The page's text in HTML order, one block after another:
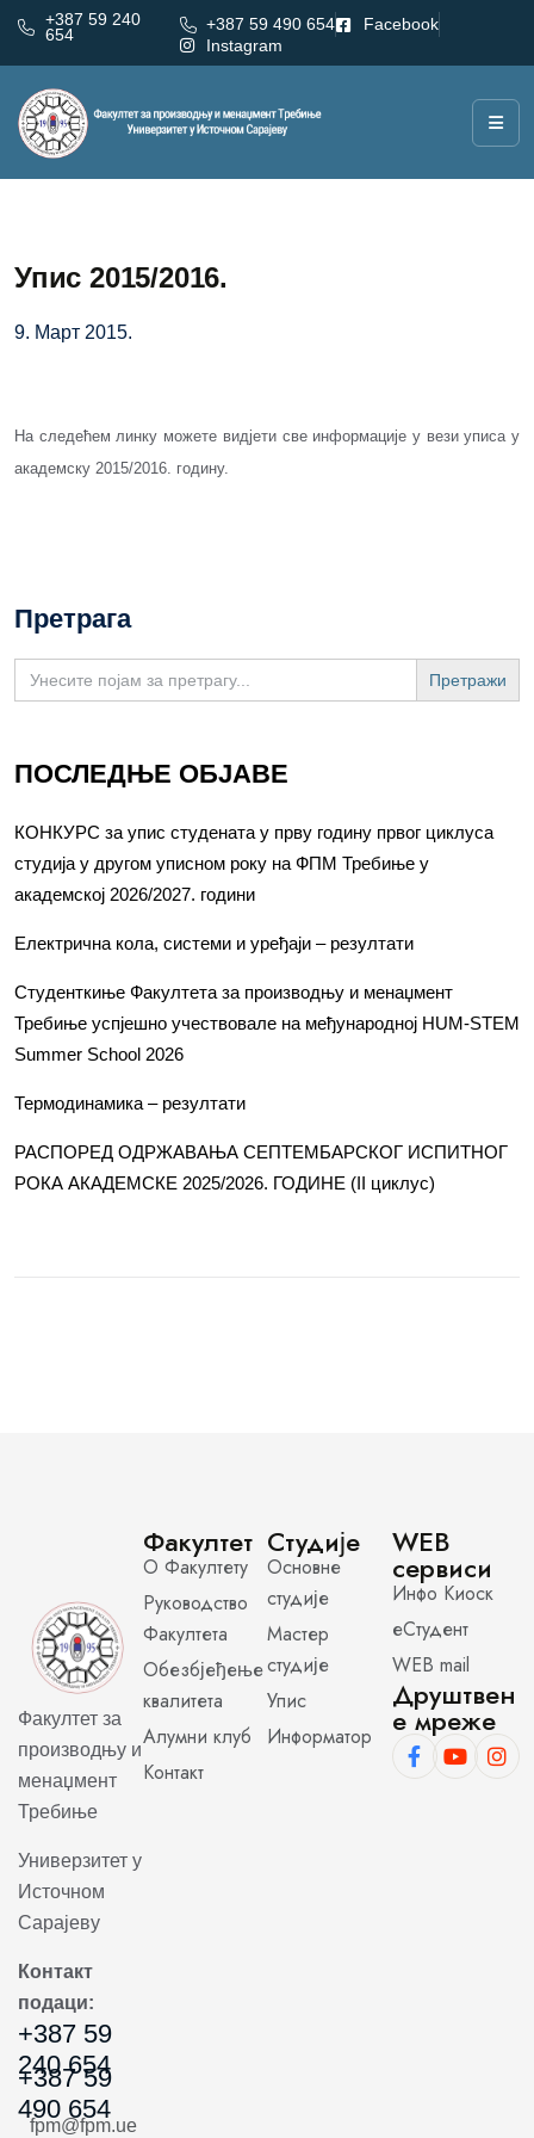
+387 59 240
654
+387 59 490 654
Facebook
Instagram
Упис 2015/2016.
9. Март 2015.
На следећемлинку можете видјети све информације у вези уписа у
академску 2015/2016. годину.
Претрага
Search
for:
ПОСЛЕДЊЕ ОБЈАВЕ
КОНКУРС за упис студената у прву годину првог циклуса
студија у другом уписном року на ФПМ Требиње у
академској 2026/2027. години
Електрична кола, системи и уређаји – резултати
Студенткиње Факултета за производњу и менаџмент
Требиње успјешно учествовале на међународној HUM-STEM
Summer School 2026
Термодинамика – резултати
РАСПОРЕД ОДРЖАВАЊА СЕПТЕМБАРСКОГ ИСПИТНОГ
РОКА АКАДЕМСКЕ 2025/2026. ГОДИНЕ (II циклус)
Факултет за
производњу и
менаџмент
Требиње
Универзитет у
Источном
Сарајеву
Контакт
подаци:
+387 59
240 654
+387 59
490 654
fpm@fpm.ue
Факултет
О Факултету
Руководство
Факултета
Обезбјеђење
квалитета
Алумни клуб
Контакт
Студије
Основне
студије
Мастер
студије
Упис
Информатор
WEB
сервиси
Инфо Киоск
еСтудент
WEB mail
Друштвен
е мреже